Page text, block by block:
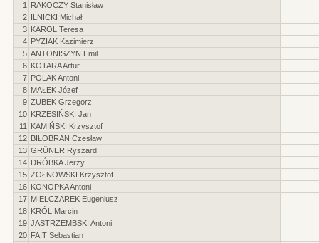
1
RAKOCZY Stanisław
2 ILNICKI Michał
3 KAROL Teresa
4 PYZIAK Kazimierz
5 ANTONISZYN Emil
6 KOTARA Artur
7 POLAK Antoni
8 MAŁEK Józef
9 ZUBEK Grzegorz
10 KRZESIŃSKI Jan
11
KAMIŃSKI Krzysztof
12 BIŁOBRAN Czesław
13 GRÜNER Ryszard
14 DRÓBKA Jerzy
15 ŻOŁNOWSKI Krzysztof
16 KONOPKA Antoni
17 MIELCZAREK Eugeniusz
18 KRÓL Marcin
19 JASTRZEMBSKI Antoni
20 FAIT Sebastian